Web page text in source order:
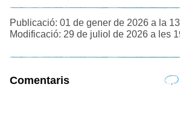
Publicació: 01 de gener de 2026 a la
Modificació: 29 de juliol de 2026 a les
Comentaris